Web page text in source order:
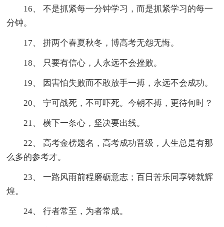
16、 不是抓紧每一分钟学习，而是抓紧学习的每一
分钟。
17、 拼两个春夏秋冬，博高考无怨无悔。
18、 只要有信心，人永远不会挫败。
19、 因害怕失败而不敢放手一搏，永远不会成功。
20、 宁可战死，不可吓死。今朝不搏，更待何时？
21、 横下一条心，坚决要出线。
22、 高考金榜题名，高考成功晋级，人生总是有那
么多的参考才。
23、 一路风雨前程磨砺意志；百日苦乐同享铸就辉
煌。
24、 行者常至，为者常成。